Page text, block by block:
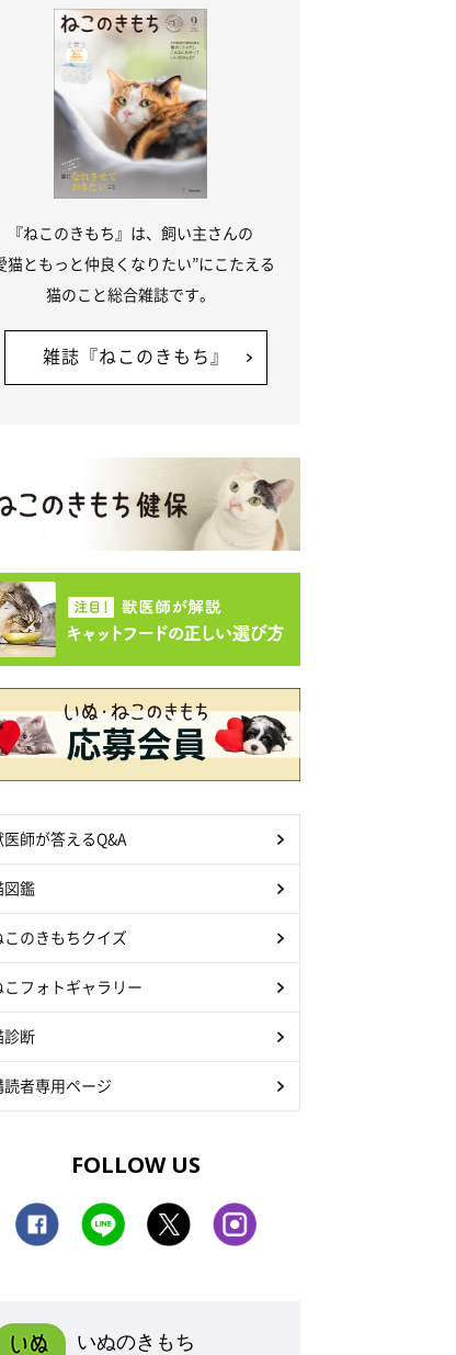
『ねこのきもち』は、飼い主さんの
猫ともっと仲良くなりたい”にこたえる
猫のこと総合雑誌です。
雑誌『ねこのきもち』
医師が答えるQ&A
図鑑
このきもちクイズ
こフォトギャラリー
診断
読者専用ページ
FOLLOW US
いぬのきもち